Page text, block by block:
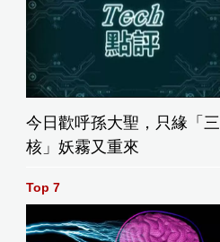
今日歡呼孫大聖，只緣「三
核」妖霧又重來
Top 7